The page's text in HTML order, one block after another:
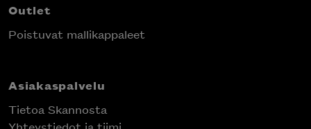
Outlet
Poistuvat mallikappaleet
Asiakaspalvelu
Tietoa Skannosta